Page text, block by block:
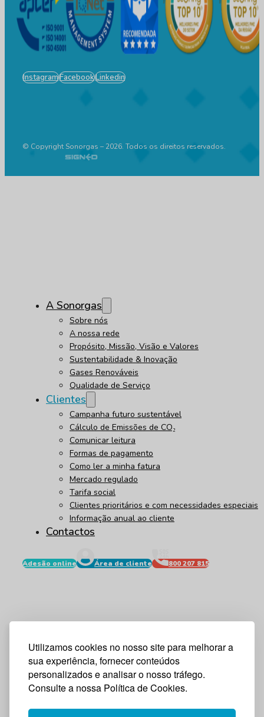
Utilizamos cookies no nosso site para melhorar a
sua experiência, fornecer conteúdos
personalizados e analisar o nosso tráfego.
Consulte a nossa Política de Cookies.
InstagramFacebookLinkedin
© Copyright Sonorgas – 2026. Todos os direitos reservados.
A Sonorgas
Sobre nós
A nossa rede
Propósito, Missão, Visão e Valores
Sustentabilidade & Inovação
Gases Renováveis
Qualidade de Serviço
Clientes
Campanha futuro sustentável
Cálculo de Emissões de CO₂
Comunicar leitura
Formas de pagamento
Como ler a minha fatura
Mercado regulado
Tarifa social
Clientes prioritários e com necessidades especiais
Informação anual ao cliente
Contactos
Adesão online Área de cliente 800 207 815